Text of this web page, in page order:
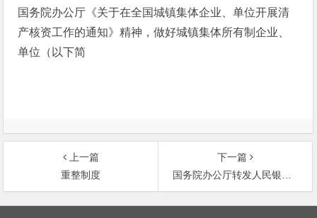
国务院办公厅《关于在全国城镇集体企业、单位开展清
产核资工作的通知》精神，做好城镇集体所有制企业、
单位（以下简
上一篇
重整制度
下一篇
国务院办公厅转发人民银行关于企业逃废金融债务有关情况报告的通知
文